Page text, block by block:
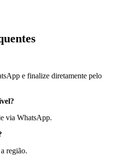
e finalize diretamente pelo
via WhatsApp.
região.